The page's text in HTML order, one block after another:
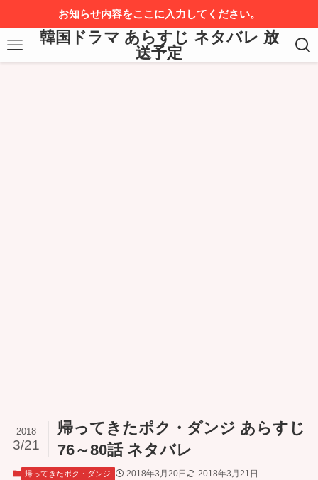
お知らせ内容をここに入力してください。
韓国ドラマ あらすじ ネタバレ 放
送予定
帰ってきたポク・ダンジ あらすじ
76～80話 ネタバレ
2018
3/21
帰ってきたポク・ダンジ 2018年3月20日 2018年3月21日